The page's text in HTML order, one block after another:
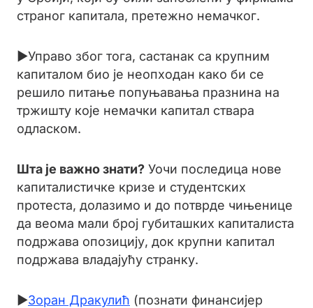
страног капитала, претежно немачког.
►Управо због тога, састанак са крупним
капиталом био је неопходан како би се
решило питање попуњавања празнина на
тржишту које немачки капитал ствара
одласком.
Шта је важно знати? Уочи последица нове
капиталистичке кризе и студентских
протеста, долазимо и до потврде чињенице
да веома мали број губиташких капиталиста
подржава опозицију, док крупни капитал
подржава владајућу странку.
►Зоран Дракулић (познати финансијер